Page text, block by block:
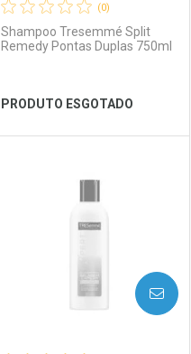
Ver Desconto Convênio
(0)
Shampoo Tresemmé Split
Remedy Pontas Duplas 750ml
PRODUTO ESGOTADO
AVISE-ME